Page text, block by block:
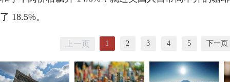
了 18.5%。
上一页 1 2 3 4 5 下一页